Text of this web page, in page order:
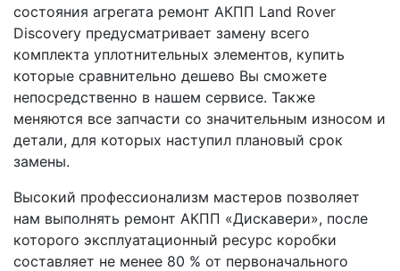
состояния агрегата ремонт АКПП Land Rover
Discovery предусматривает замену всего
комплекта уплотнительных элементов, купить
которые сравнительно дешево Вы сможете
непосредственно в нашем сервисе. Также
меняются все запчасти со значительным износом и
детали, для которых наступил плановый срок
замены.
Высокий профессионализм мастеров позволяет
нам выполнять ремонт АКПП «Дискавери», после
которого эксплуатационный ресурс коробки
составляет не менее 80 % от первоначального